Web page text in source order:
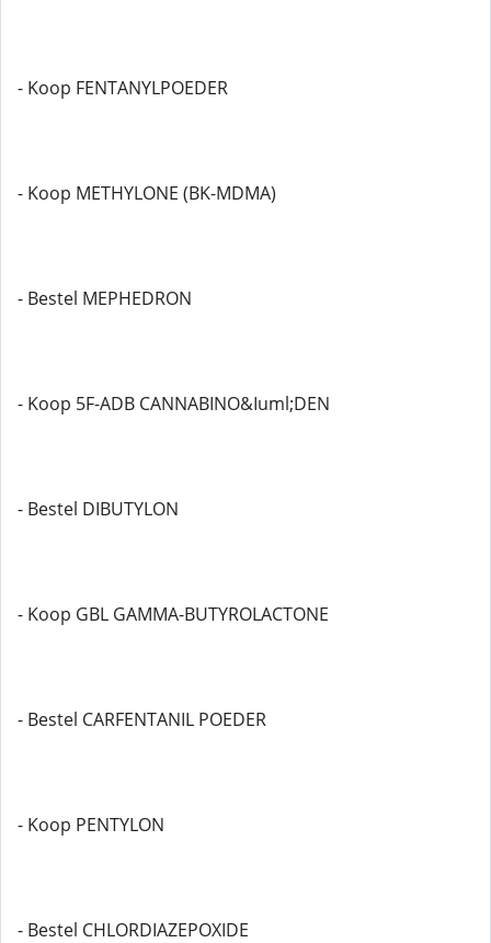
- Koop FENTANYLPOEDER
- Koop METHYLONE (BK-MDMA)
- Bestel MEPHEDRON
- Koop 5F-ADB CANNABINO&Iuml;DEN
- Bestel DIBUTYLON
- Koop GBL GAMMA-BUTYROLACTONE
- Bestel CARFENTANIL POEDER
- Koop PENTYLON
- Bestel CHLORDIAZEPOXIDE